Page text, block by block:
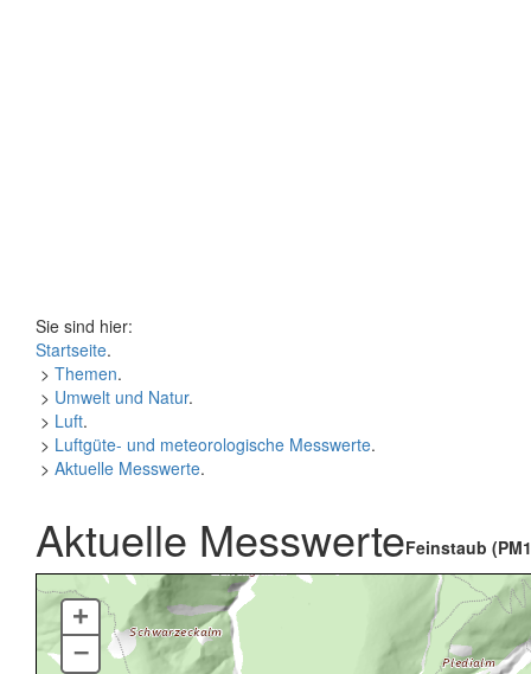
Sie sind hier:
Startseite.
> Themen.
> Umwelt und Natur.
> Luft.
> Luftgüte- und meteorologische Messwerte.
> Aktuelle Messwerte.
Aktuelle MesswerteFeinstaub
+
–